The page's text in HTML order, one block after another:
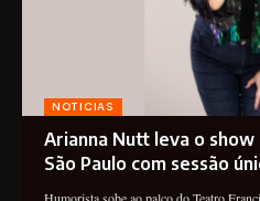
NOTICIAS
Arianna Nutt leva o
São Paulo com sessão
Humorista sobe ao palco do Teatro